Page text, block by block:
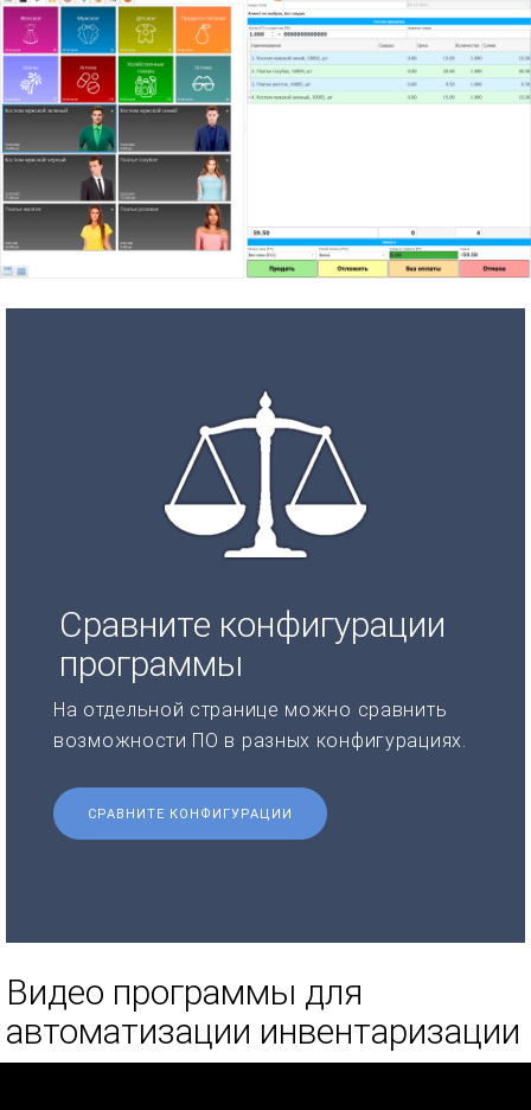
Сравните конфигурации
программы
На отдельной странице можно сравнить
возможности ПО в разных конфигурациях.
СРАВНИТЕ КОНФИГУРАЦИИ
Видео программы для
автоматизации инвентаризации